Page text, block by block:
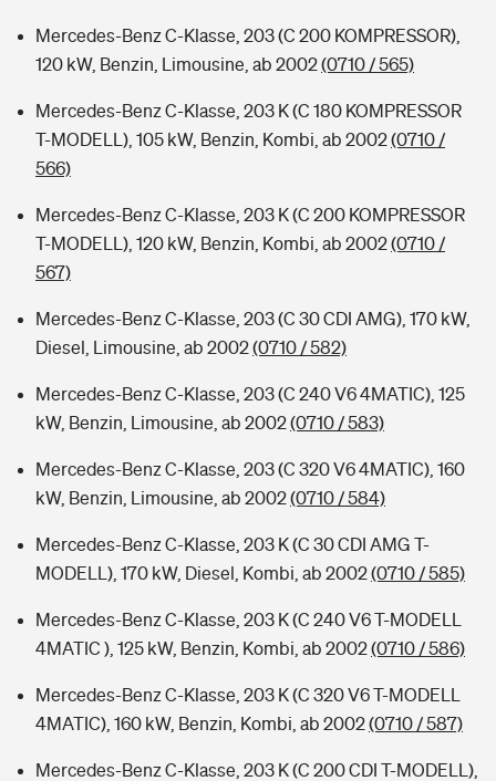
Mercedes-Benz C-Klasse, 203 (C 200 KOMPRESSOR),
120 kW, Benzin, Limousine, ab 2002(0710 / 565)
Mercedes-Benz C-Klasse, 203 K (C 180 KOMPRESSOR
T-MODELL), 105 kW, Benzin, Kombi, ab 2002(0710 /
566)
Mercedes-Benz C-Klasse, 203 K (C 200 KOMPRESSOR
T-MODELL), 120 kW, Benzin, Kombi, ab 2002(0710 /
567)
Mercedes-Benz C-Klasse, 203 (C 30 CDI AMG), 170 kW,
Diesel, Limousine, ab 2002(0710 / 582)
Mercedes-Benz C-Klasse, 203 (C 240 V6 4MATIC), 125
kW, Benzin, Limousine, ab 2002(0710 / 583)
Mercedes-Benz C-Klasse, 203 (C 320 V6 4MATIC), 160
kW, Benzin, Limousine, ab 2002(0710 / 584)
Mercedes-Benz C-Klasse, 203 K (C 30 CDI AMG T-
MODELL), 170 kW, Diesel, Kombi, ab 2002(0710 / 585)
Mercedes-Benz C-Klasse, 203 K (C 240 V6 T-MODELL
4MATIC ), 125 kW, Benzin, Kombi, ab 2002(0710 / 586)
Mercedes-Benz C-Klasse, 203 K (C 320 V6 T-MODELL
4MATIC), 160 kW, Benzin, Kombi, ab 2002(0710 / 587)
Mercedes-Benz C-Klasse, 203 K (C 200 CDI T-MODELL),